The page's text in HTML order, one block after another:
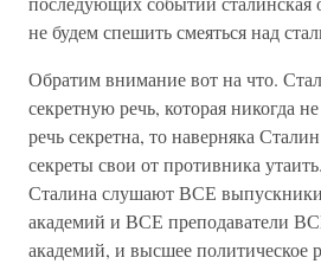
не будем спешить смеяться над
Обратим внимание вот на что.
секретную речь, которая никогда
речь секретна, то наверняка
секреты свои от противника
Сталина слушают ВСЕ
академий и ВСЕ преподаватели
академий, и высшее политическое